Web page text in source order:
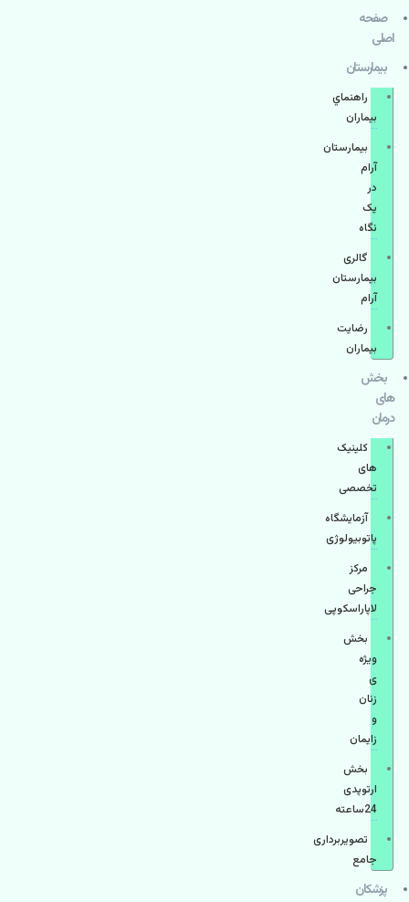
صفحه
اصلی
بيمارستان
راهنماي
بیماران
بیمارستان
آرام
در
یک
نگاه
گالری
بیمارستان
آرام
رضایت
بیماران
بخش
های
درمان
کلینیک
های
تخصصی
آزمایشگاه
پاتوبیولوژی
مرکز
جراحی
لاپاراسکوپی
بخش
ویژه
ی
زنان
و
زایمان
بخش
ارتوپدی
24ساعته
تصویربرداری
جامع
پزشكان